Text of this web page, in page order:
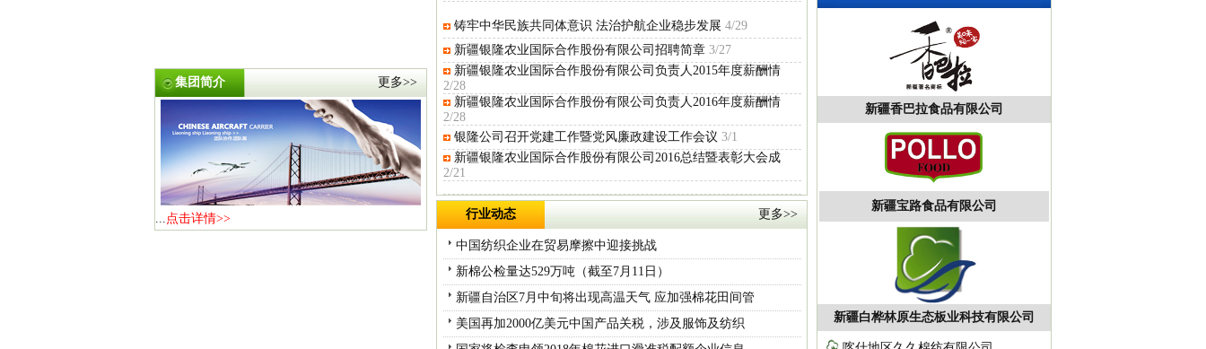
集团简介 更多>>
...点击详情>>
铸牢中华民族共同体意识 法治护航企业稳步发展 4/29
新疆银隆农业国际合作股份有限公司招聘简章 3/27
新疆银隆农业国际合作股份有限公司负责人2015年度薪酬情
2/28
新疆银隆农业国际合作股份有限公司负责人2016年度薪酬情
2/28
银隆公司召开党建工作暨党风廉政建设工作会议 3/1
新疆银隆农业国际合作股份有限公司2016总结暨表彰大会成
2/21
行业动态 更多>>
中国纺织企业在贸易摩擦中迎接挑战
新棉公检量达529万吨（截至7月11日）
新疆自治区7月中旬将出现高温天气 应加强棉花田间管
美国再加2000亿美元中国产品关税，涉及服饰及纺织
银隆公司关于轧花厂高压设备改造项目
2024/8/22
银隆公司关于阿克苏恒信棉业除尘设
备、皮清机设备采购招标的 2024/8/22
关于阿克苏恒信棉业有限公司除尘技术
改造项目中标通知书 2024/9/13
新疆香巴拉食品有限公司
新疆宝路食品有限公司
新疆白桦林原生态板业科技有限公司